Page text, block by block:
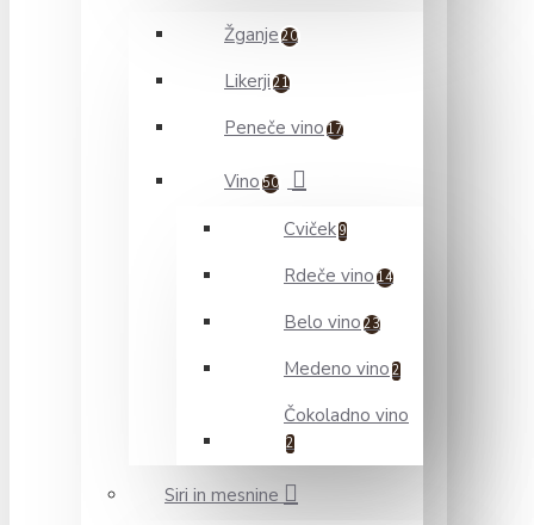
Žganje 20
Likerji 21
Peneče vino 17
Vino 50
Cviček 9
Rdeče vino 14
Belo vino 23
Medeno vino 2
Čokoladno vino
2
Siri in mesnine